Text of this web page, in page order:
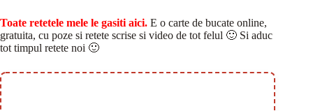
Toate retetele mele le gasiti aici. E o carte de bucate online,
gratuita, cu poze si retete scrise si video de tot felul 🙂 Si aduc
tot timpul retete noi 🙂